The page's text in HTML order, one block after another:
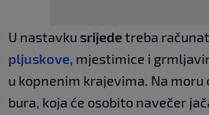
U nastavku srijede treba
pljuskove, mjestimice i
u kopnenim krajevima. Na moru
bura, koja će osobito navečer